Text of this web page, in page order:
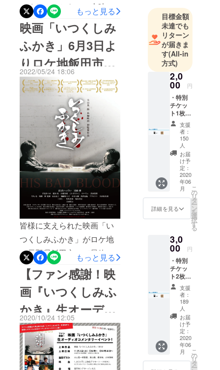
つくしみふかき』の上映会
をやります！！コロナでの
上映延期から始まり、2年間
全ての緊急事態宣言を乗り
越えてきました…更には前
回企画したオーディオコメ
ンタリー上映も中止になり
久しぶりの東京上映で
す！！ 全ての回に上映後
トークショー付き！！ 尚、
お持ちの前売り券が余って
る方も今回の上映でも使え
ます！受付にてお渡しくだ
さい！更に新作短編の上映
も行います！！！！数多く
の映画祭にノミネートをし
ている『マンチの犬〜アン
パンとカツ丼〜』2023年新
作短編『雨と ともに…』の
二本立て！！久しぶりに皆
さんお会いできるのを心よ
りお待ちしてます！！【上
映作品】【A】『マンチの犬
～アンパンとカツ丼～』
28min 監督:賀々贒三 出
演:榎本桜、小関翔太、彦坂
啓介、横須賀一巧、林慶
もっと見る
映画「いつくしみ
ふかき」6月3日よ
りロケ地飯田市に
てフィナーレ上
映！
2022/05/24 18:06
皆様に支えられた映画「い
つくしみふかき」がロケ地
の長野県飯田市にて最終上
映を行います。コロナ禍と
同時に公開し、約2年間の
ロードショーをしていた本
作ですが、2022年6月3日の
上映を最後にロードショー
を終了とさせていただきま
す。本作を応援して下さっ
た皆様。本当にありがとう
もっと見る
【ファン感謝！映
画『いつくしみふ
かき』生オーディ
オコメンタリーイ
ベント！】
2020/10/24 12:05
目標金額
未達でも
リターン
が届きま
す(All-in
方式)
2,0
00 円
・特別
チケッ
ト1枚
・映画
『いつ
くしみ
ふか
き』オ
リジナ
ルコー
スター
※画像は
イメー
ジで
す。実
ござい
ます。
支援
者：
150
人
お届
け予
定：
2020
年06
月
詳細を見る
こ
の
リ
タ
ー
ン
を
選
択
す
る
3,0
00 円
・特別
チケッ
ト2枚
・映画
『いつ
くしみ
ふか
き』オ
リジナ
ルコー
スター
※画像は
イメー
ジで
支援
者：
189
人
お届
け予
定：
2020
年06
月
こ
の
リ
タ
ー